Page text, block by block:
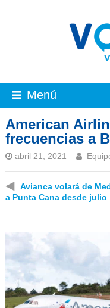
Menú
American
frecuencias a
abril 21, 2021
◀
Avianca volará de
a Punta Cana desde julio